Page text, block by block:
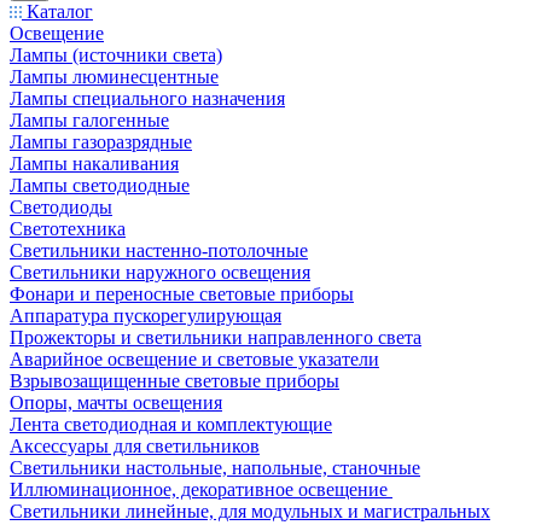
Каталог
Освещение
Лампы (источники света)
Лампы люминесцентные
Лампы специального назначения
Лампы галогенные
Лампы газоразрядные
Лампы накаливания
Лампы светодиодные
Светодиоды
Светотехника
Светильники настенно-потолочные
Светильники наружного освещения
Фонари и переносные световые приборы
Аппаратура пускорегулирующая
Прожекторы и светильники направленного света
Аварийное освещение и световые указатели
Взрывозащищенные световые приборы
Опоры, мачты освещения
Лента светодиодная и комплектующие
Аксессуары для светильников
Светильники настольные, напольные, станочные
Иллюминационное, декоративное освещение
Светильники линейные, для модульных и магистральных